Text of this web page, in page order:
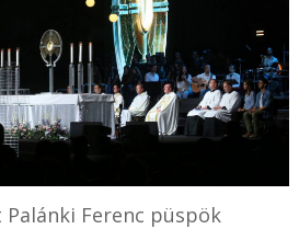
Ferenc püspök